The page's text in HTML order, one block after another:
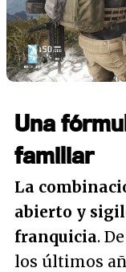
Una
familiar
La
abierto y
franquicia.
los últimos